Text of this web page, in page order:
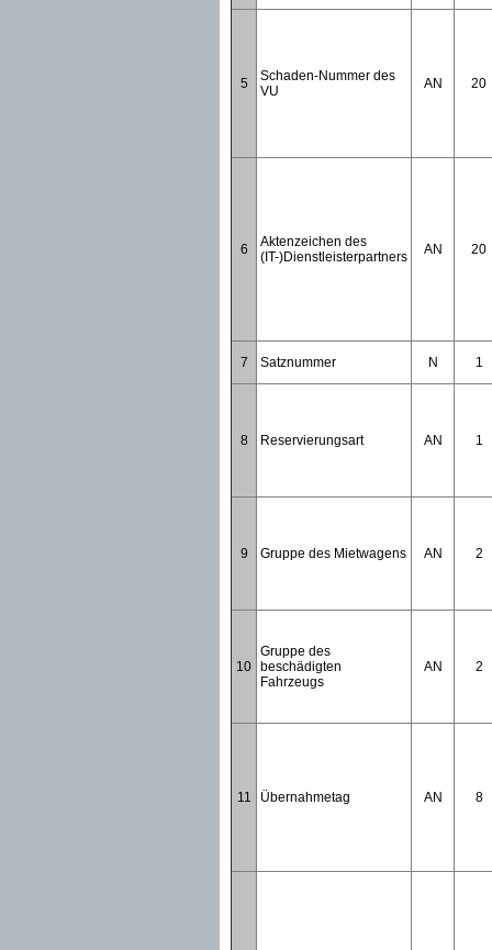
5
Schaden-Nummer des
VU
AN 20
6
Aktenzeichen des
(IT-)Dienstleisterpartners
AN 20
7 Satznummer N 1
8 Reservierungsart AN 1
9 Gruppe des Mietwagens AN 2
10
Gruppe des
beschädigten
Fahrzeugs
AN 2
11 Übernahmetag AN 8